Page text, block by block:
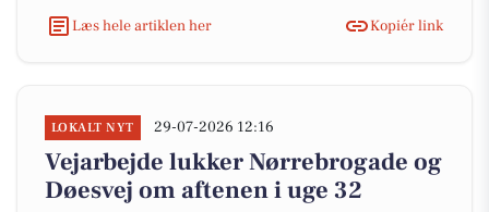
Læs hele artiklen her
Kopiér link
LOKALT NYT 29-07-2026 12:16
Vejarbejde lukker Nørrebrogade og
Døesvej om aftenen i uge 32